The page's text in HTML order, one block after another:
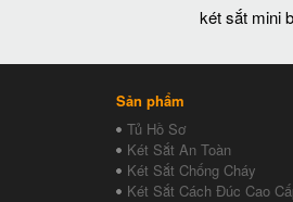
két sắt mini
Sản phẩm
Tủ Hồ Sơ
Két Sắt An Toàn
Két Sắt Chống Cháy
Két Sắt Cách Đúc Cao